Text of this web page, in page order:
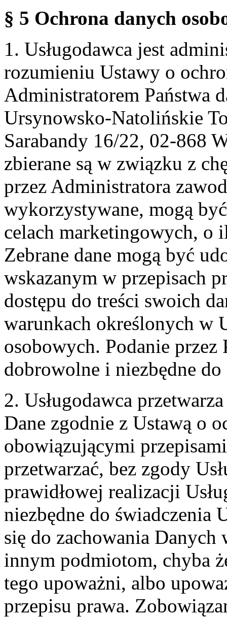
§ 5 Ochrona danych
1. Usługodawca jest
rozumieniu Ustawy o
Administratorem Państwa
Ursynowsko-Natolińskie
Sarabandy 16/22, 02-868
zbierane są w związku z
przez Administratora
wykorzystywane, mogą
celach marketingowych, o
Zebrane dane mogą być
wskazanym w przepisach
dostępu do treści swoich
warunkach określonych w
osobowych. Podanie przez
dobrowolne i niezbędne
2. Usługodawca
Dane zgodnie z Ustawą o
obowiązującymi
przetwarzać, bez zgody
prawidłowej realizacji
niezbędne do świadczenia
się do zachowania
innym podmiotom, chyba
tego upoważni, albo
przepisu prawa.